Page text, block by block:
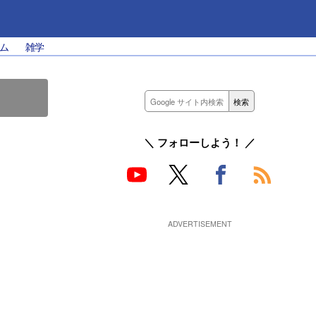
雑学
＼ フォローしよう！ ／